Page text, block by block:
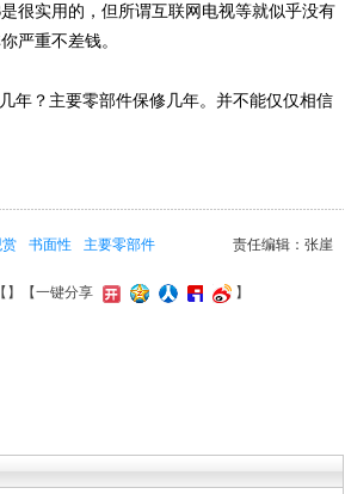
很实用的，但所谓互联网电视等就似乎没有
严重不差钱。
？主要零部件保修几年。并不能仅仅相信
责任编辑：张崖
书面性 主要零部件
】 【一键分享 】